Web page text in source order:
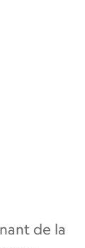
de la